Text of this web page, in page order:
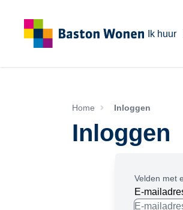
Ik huur
Home Inloggen
Inloggen
Velden met
E-